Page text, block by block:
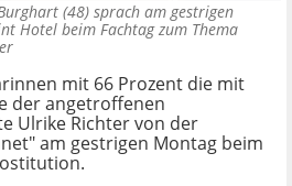
(48) sprach am gestrigen
Hotel beim Fachtag zum Thema
mit 66 Prozent die mit
der angetroffenen
Ulrike Richter von der
am gestrigen Montag beim